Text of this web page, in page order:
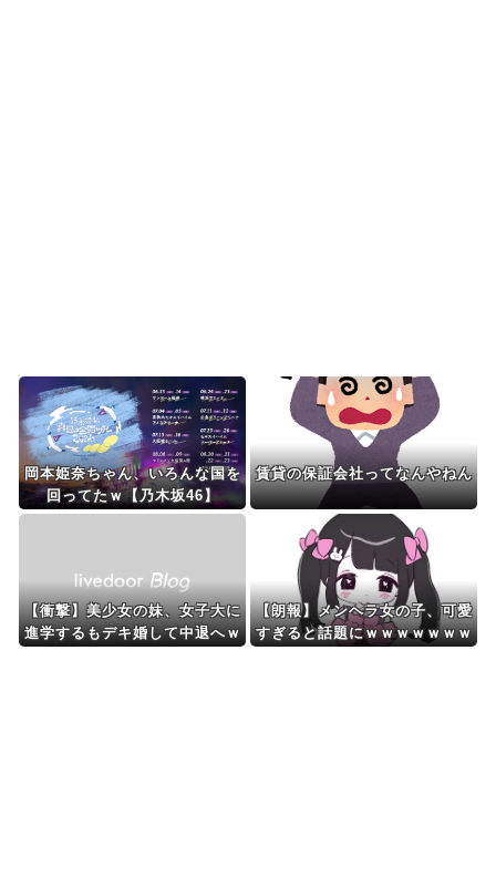
Powered by livedoor 相互RSS
岡本姫奈ちゃん、いろんな国を
回ってたｗ【乃木坂46】
賃貸の保証会社ってなんやねん
【衝撃】美少女の妹、女子大に
進学するもデキ婚して中退へｗ
【朗報】メンヘラ女の子、可愛
すぎると話題にｗｗｗｗｗｗｗ